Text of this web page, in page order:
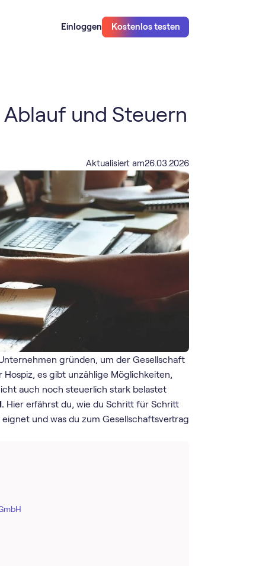
Einloggen Kostenlos testen
und Steuern
Aktualisiert am26.03.2026
gründen, um der Gesellschaft
es gibt unzählige Möglichkeiten,
auch noch steuerlich stark belastet
Hier erfährst du, wie du Schritt für Schritt
und was du zum Gesellschaftsvertrag